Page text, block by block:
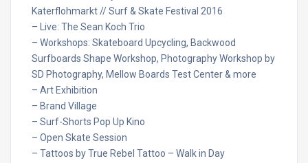
Katerflohmarkt // Surf & Skate Festival 2016
– Live: The Sean Koch Trio
– Workshops: Skateboard Upcycling, Backwood
Surfboards Shape Workshop, Photography Workshop by
SD Photography, Mellow Boards Test Center & more
– Art Exhibition
– Brand Village
– Surf-Shorts Pop Up Kino
– Open Skate Session
– Tattoos by True Rebel Tattoo – Walk in Day